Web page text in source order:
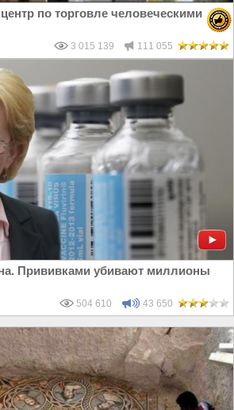
по торговле человеческими
3 015 139 111 055
Прививками убивают миллионы
504 610 43 650